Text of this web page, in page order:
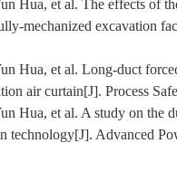
Hua, et al. The effects of
mechanized excavation
Hua, et al. Long-duct
air curtain[J]. Process
Hua, et al. A study on the
technology[J]. Advanced